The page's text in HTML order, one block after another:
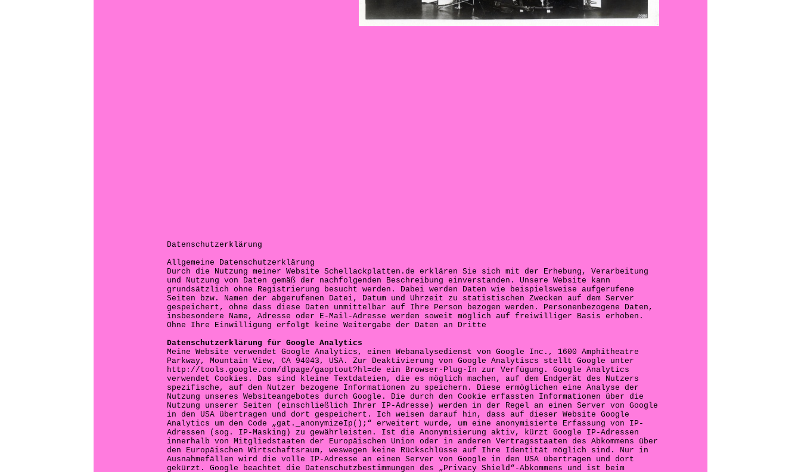
Datenschutzerklärung
Allgemeine Datenschutzerklärung
Durch die Nutzung meiner Website Schellackplatten.de erklären Sie sich mit der Erhebung, Verarbeitung
und Nutzung von Daten gemäß der nachfolgenden Beschreibung einverstanden. Unsere Website kann
grundsätzlich ohne Registrierung besucht werden. Dabei werden Daten wie beispielsweise aufgerufene
Seiten bzw. Namen der abgerufenen Datei, Datum und Uhrzeit zu statistischen Zwecken auf dem Server
gespeichert, ohne dass diese Daten unmittelbar auf Ihre Person bezogen werden. Personenbezogene Daten,
insbesondere Name, Adresse oder E-Mail-Adresse werden soweit möglich auf freiwilliger Basis erhoben.
Ohne Ihre Einwilligung erfolgt keine Weitergabe der Daten an Dritte
Datenschutzerklärung für Google Analytics
Meine Website verwendet Google Analytics, einen Webanalysedienst von Google Inc., 1600 Amphitheatre
Parkway, Mountain View, CA 94043, USA. Zur Deaktivierung von Google Analytiscs stellt Google unter
http://tools.google.com/dlpage/gaoptout?hl=de ein Browser-Plug-In zur Verfügung. Google Analytics
verwendet Cookies. Das sind kleine Textdateien, die es möglich machen, auf dem Endgerät des Nutzers
spezifische, auf den Nutzer bezogene Informationen zu speichern. Diese ermöglichen eine Analyse der
Nutzung unseres Websiteangebotes durch Google. Die durch den Cookie erfassten Informationen über die
Nutzung unserer Seiten (einschließlich Ihrer IP-Adresse) werden in der Regel an einen Server von Google
in den USA übertragen und dort gespeichert. Ich weisen darauf hin, dass auf dieser Website Google
Analytics um den Code „gat._anonymizeIp();“ erweitert wurde, um eine anonymisierte Erfassung von IP-
Adressen (sog. IP-Masking) zu gewährleisten. Ist die Anonymisierung aktiv, kürzt Google IP-Adressen
innerhalb von Mitgliedstaaten der Europäischen Union oder in anderen Vertragsstaaten des Abkommens über
den Europäischen Wirtschaftsraum, weswegen keine Rückschlüsse auf Ihre Identität möglich sind. Nur in
Ausnahmefällen wird die volle IP-Adresse an einen Server von Google in den USA übertragen und dort
gekürzt. Google beachtet die Datenschutzbestimmungen des „Privacy Shield“-Abkommens und ist beim